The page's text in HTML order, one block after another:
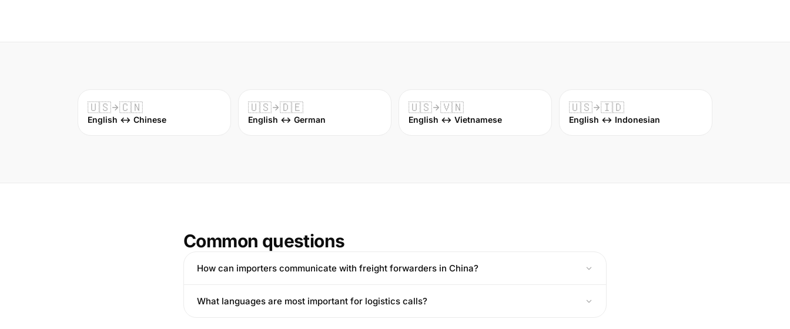
🇺🇸 🇨🇳
English ↔ Chinese
🇺🇸 🇩🇪
English ↔ German
🇺🇸 🇻🇳
English ↔ Vietnamese
🇺🇸 🇮🇩
English ↔ Indonesian
Common questions
How can importers communicate with freight forwarders in China?
What languages are most important for logistics calls?